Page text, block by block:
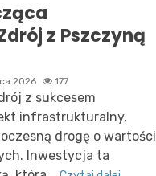
z Pszczyną
2026 177
z sukcesem
infrastrukturalny,
drogę o wartości
Inwestycja ta